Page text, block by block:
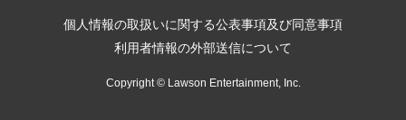
個人情報の取扱いに関する公表事項及び同意事項
利用者情報の外部送信について
Copyright © Lawson Entertainment, Inc.